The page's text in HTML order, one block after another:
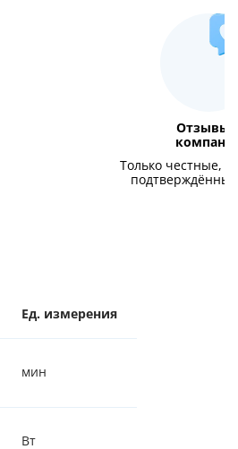
Отзывы
Только честные,
Ед. измерения
мин
Вт